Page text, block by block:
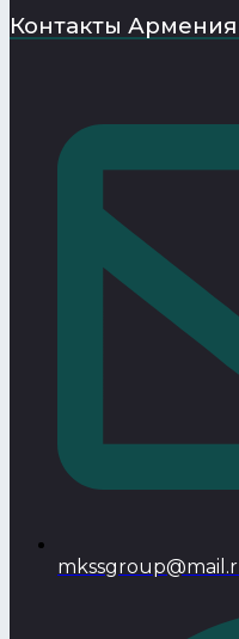
Контакты Армения